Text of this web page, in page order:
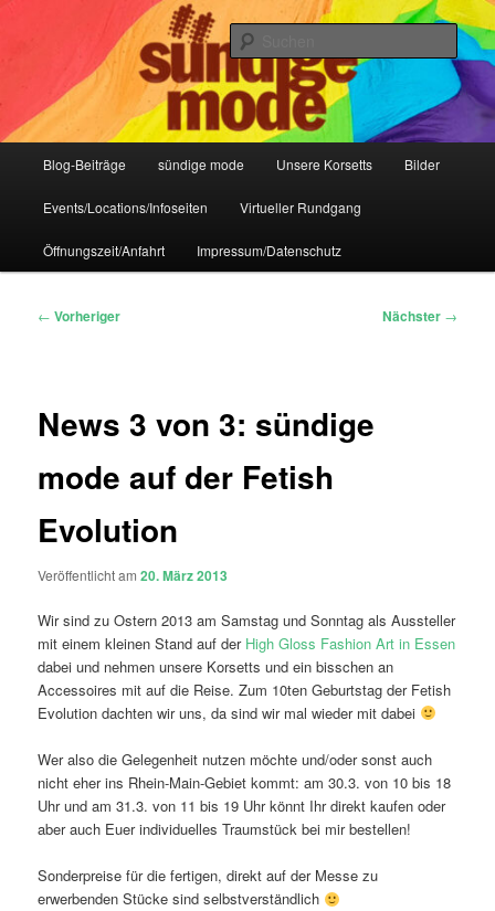
Sündige Mode Frankfurt
IHR Laden für Korsetts, Lifestyle-Mode, Club- und Dark-Wear seit 2004
Blog-Beiträge sündige mode Unsere Korsetts Bilder
Events/Locations/Infoseiten Virtueller Rundgang
Öffnungszeit/Anfahrt Impressum/Datenschutz
Beitragsnavigation
← Vorheriger Nächster →
News 3 von 3: sündige
mode auf der Fetish
Evolution
Veröffentlicht am20. März 2013
Wir sind zu Ostern 2013 am Samstag und Sonntag als Aussteller
mit einem kleinen Stand auf der High Gloss Fashion Art in Essen
dabei und nehmen unsere Korsetts und ein bisschen an
Accessoires mit auf die Reise. Zum 10ten Geburtstag der Fetish
Evolution dachten wir uns, da sind wir mal wieder mit dabei
Wer also die Gelegenheit nutzen möchte und/oder sonst auch
nicht eher ins Rhein-Main-Gebiet kommt: am 30.3. von 10 bis 18
Uhr und am 31.3. von 11 bis 19 Uhr könnt Ihr direkt kaufen oder
aber auch Euer individuelles Traumstück bei mir bestellen!
Sonderpreise für die fertigen, direkt auf der Messe zu
erwerbenden Stücke sind selbstverständlich